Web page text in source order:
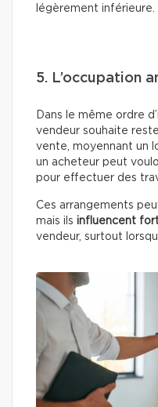
légèrement inférieure.
5. L’occupation
Dans le même ordre
vendeur souhaite
vente, moyennant un
un acheteur peut
pour effectuer des
Ces arrangements
mais ils influencent
vendeur, surtout